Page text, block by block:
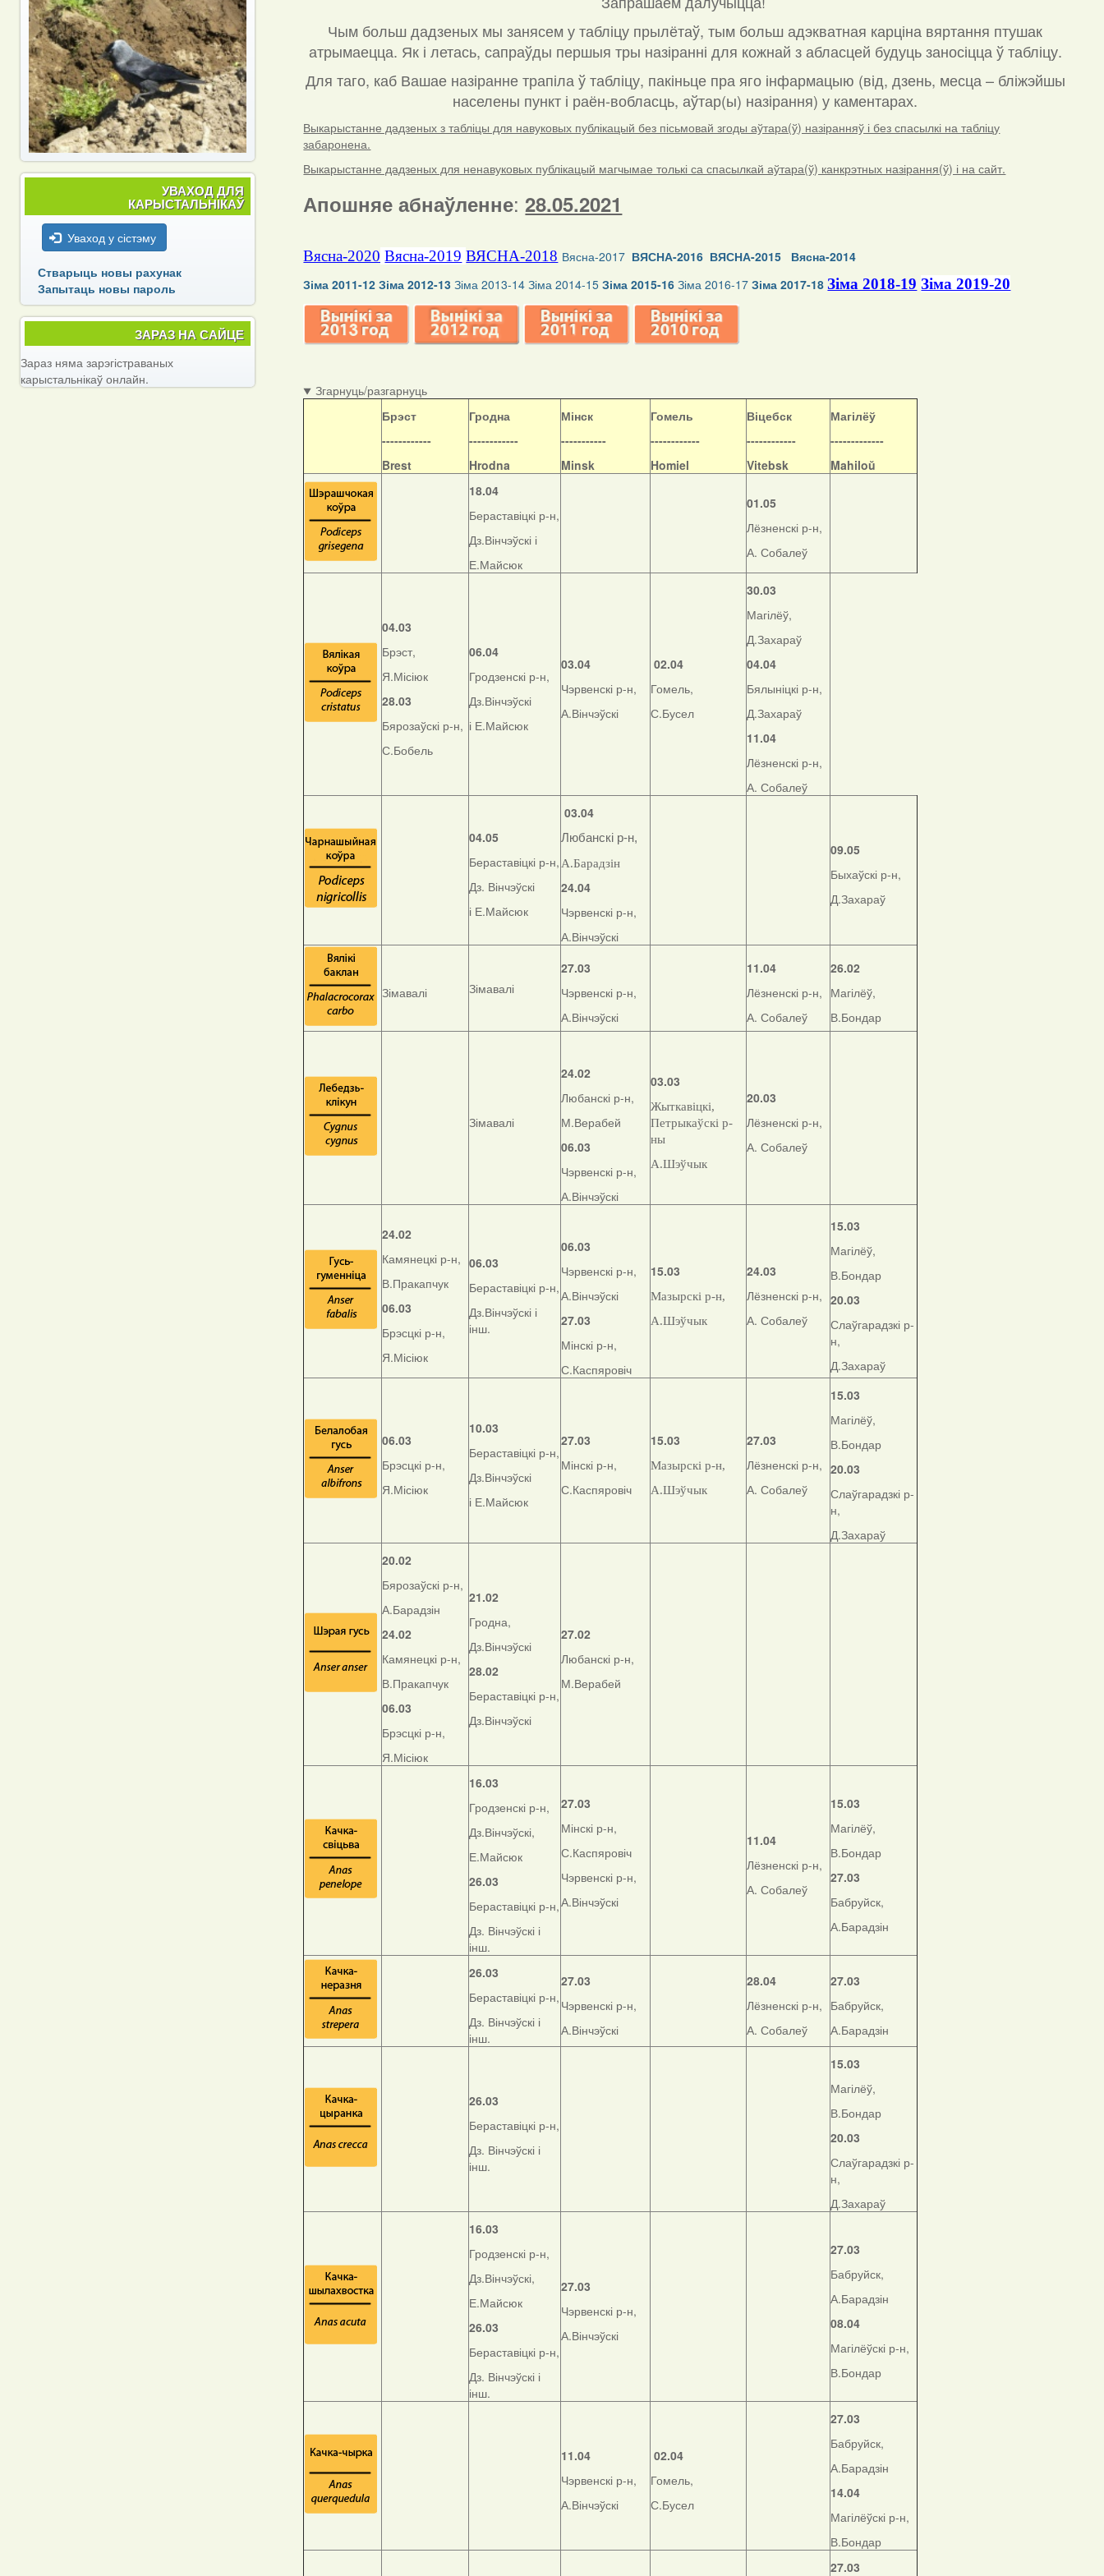
Чым больш дадзеных мы занясем у табліцу прылётаў, тым больш адэкватная карціна вяртання птушак
атрымаецца. Як і летась, сапраўды першыя тры назіранні для кожнай з абласцей будуць заносіцца ў табліцу.
Для таго, каб Вашае назіранне трапіла ў табліцу, пакіньце пра яго інфармацыю (від, дзень, месца – бліжэйшы
населены пункт і раён-вобласць, аўтар(ы) назірання) у каментарах.
Выкарыстанне дадзеных з табліцы для навуковых публікацый без пісьмовай згоды аўтара(ў) назіранняў і без спасылкі на табліцу
забаронена.
Выкарыстанне дадзеных для ненавуковых публікацый магчымае толькі са спасылкай аўтара(ў) канкрэтных назірання(ў) і на сайт.
Апошняе абнаўленне: 28.05.2021
Вясна-2020 Вясна-2019 ВЯСНА-2018 Вясна-2017 ВЯСНА-2016 ВЯСНА-2015
Вясна-2014
Зіма 2011-12 Зіма 2012-13 Зіма 2013-14 Зіма 2014-15 Зіма 2015-16 Зіма 2016-17 Зіма 2017-18 Зіма 2018-19 Зіма 2019-20
Згарнуць/разгарнуць
Брэст
------------
Brest
Гродна
------------
Hrodna
Мінск
-----------
Minsk
Гомель
------------
Homiel
Віцебск
------------
Vitebsk
Магілёў
-------------
Mahiloŭ
18.04
Бераставіцкі р-н,
Дз.Вінчэўскі і
Е.Майсюк
01.05
Лёзненскі р-н,
А. Собалеў
04.03
Брэст,
Я.Місіюк
28.03
Бярозаўскі р-н,
С.Бобель
06.04
Гродзенскі р-н,
Дз.Вінчэўскі
і Е.Майсюк
03.04
Чэрвенскі р-н,
А.Вінчэўскі
02.04
Гомель,
С.Бусел
30.03
Магілёў,
Д.Захараў
04.04
Бялыніцкі р-н,
Д.Захараў
11.04
Лёзненскі р-н,
А. Собалеў
04.05
Бераставіцкі р-н,
Дз. Вінчэўскі
і Е.Майсюк
03.04
Любанскі р-н,
А.Барадзін
24.04
Чэрвенскі р-н,
А.Вінчэўскі
09.05
Быхаўскі р-н,
Д.Захараў
Зімавалі Зімавалі
27.03
Чэрвенскі р-н,
А.Вінчэўскі
11.04
Лёзненскі р-н,
А. Собалеў
26.02
Магілёў,
В.Бондар
Зімавалі
24.02
Любанскі р-н,
М.Верабей
06.03
Чэрвенскі р-н,
А.Вінчэўскі
03.03
Жыткавіцкі,
Петрыкаўскі р-
ны
А.Шэўчык
20.03
Лёзненскі р-н,
А. Собалеў
24.02
Камянецкі р-н,
В.Пракапчук
06.03
Брэсцкі р-н,
Я.Місіюк
06.03
Бераставіцкі р-н,
Дз.Вінчэўскі і
інш.
06.03
Чэрвенскі р-н,
А.Вінчэўскі
27.03
Мінскі р-н,
С.Каспяровіч
15.03
Мазырскі р-н,
А.Шэўчык
24.03
Лёзненскі р-н,
А. Собалеў
15.03
Магілёў,
В.Бондар
20.03
Слаўгарадзкі р-
н,
Д.Захараў
06.03
Брэсцкі р-н,
Я.Місіюк
10.03
Бераставіцкі р-н,
Дз.Вінчэўскі
і Е.Майсюк
27.03
Мінскі р-н,
С.Каспяровіч
15.03
Мазырскі р-н,
А.Шэўчык
27.03
Лёзненскі р-н,
А. Собалеў
15.03
Магілёў,
В.Бондар
20.03
Слаўгарадзкі р-
н,
Д.Захараў
20.02
Бярозаўскі р-н,
А.Барадзін
24.02
Камянецкі р-н,
В.Пракапчук
06.03
Брэсцкі р-н,
Я.Місіюк
21.02
Гродна,
Дз.Вінчэўскі
28.02
Бераставіцкі р-н,
Дз.Вінчэўскі
27.02
Любанскі р-н,
М.Верабей
16.03
Гродзенскі р-н,
Дз.Вінчэўскі,
Е.Майсюк
26.03
Бераставіцкі р-н,
Дз. Вінчэўскі і
інш.
27.03
Мінскі р-н,
С.Каспяровіч
Чэрвенскі р-н,
А.Вінчэўскі
11.04
Лёзненскі р-н,
А. Собалеў
15.03
Магілёў,
В.Бондар
27.03
Бабруйск,
А.Барадзін
26.03
Бераставіцкі р-н,
Дз. Вінчэўскі і
інш.
27.03
Чэрвенскі р-н,
А.Вінчэўскі
28.04
Лёзненскі р-н,
А. Собалеў
27.03
Бабруйск,
А.Барадзін
26.03
Бераставіцкі р-н,
Дз. Вінчэўскі і
інш.
15.03
Магілёў,
В.Бондар
20.03
Слаўгарадзкі р-
н,
Д.Захараў
16.03
Гродзенскі р-н,
Дз.Вінчэўскі,
Е.Майсюк
26.03
Бераставіцкі р-н,
Дз. Вінчэўскі і
інш.
27.03
Чэрвенскі р-н,
А.Вінчэўскі
27.03
Бабруйск,
А.Барадзін
08.04
Магілёўскі р-н,
В.Бондар
11.04
Чэрвенскі р-н,
А.Вінчэўскі
02.04
Гомель,
С.Бусел
27.03
Бабруйск,
А.Барадзін
14.04
Магілёўскі р-н,
В.Бондар
27.03
УВАХОД ДЛЯ
КАРЫСТАЛЬНІКАЎ
Уваход у сістэму
Стварыць новы рахунак
Запытаць новы пароль
ЗАРАЗ НА САЙЦЕ
Зараз няма зарэгістраваных
карыстальнікаў онлайн.